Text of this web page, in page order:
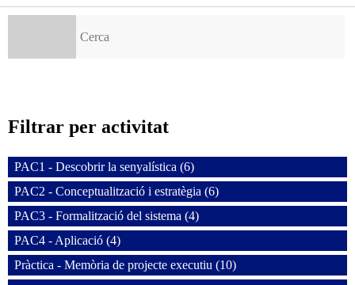
Filtrar per activitat
PAC1 - Descobrir la senyalística (6)
PAC2 - Conceptualització i estratègia (6)
PAC3 - Formalització del sistema (4)
PAC4 - Aplicació (4)
Pràctica - Memòria de projecte executiu (10)